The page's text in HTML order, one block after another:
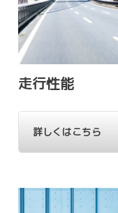
走行性能
詳しくはこちら